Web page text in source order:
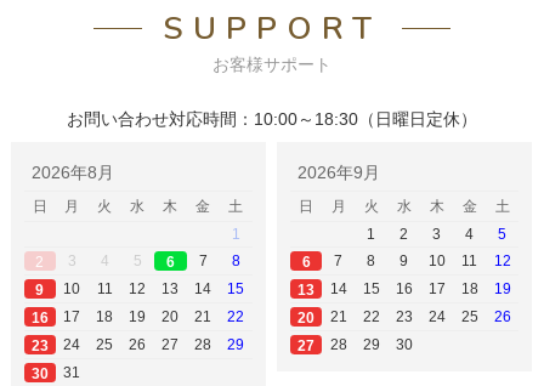
SUPPORT
お客様サポート
お問い合わせ対応時間：10:00～18:30（日曜日定休）
2026年8月
日 月 火 水 木 金
土
1
2
3 4 5 6 7
8
9
10 11 12 13 14
15
16
17 18 19 20 21
22
23
24 25 26 27 28
29
30
31
2026年9月
日 月 火 水 木 金
土
1
2 3 4
5
6
7 8 9 10 11
12
13
14 15 16 17 18
19
20
21 22 23 24 25
26
27
28 29 30